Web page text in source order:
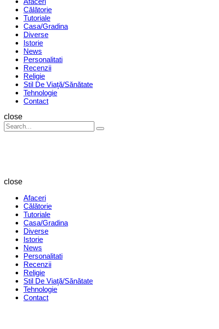
Călătorie
Tutoriale
Casa/Gradina
Diverse
Istorie
News
Personalitati
Recenzii
Religie
Stil De Viaţă/Sănătate
Tehnologie
Contact
Search
close
Search
for:
Search
close
Afaceri
Călătorie
Tutoriale
Casa/Gradina
Diverse
Istorie
News
Personalitati
Recenzii
Religie
Stil De Viaţă/Sănătate
Tehnologie
Contact